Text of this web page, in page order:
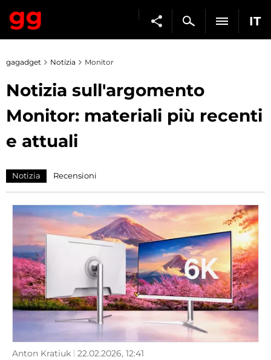
IT
gagadget Notizia Monitor
Notizia sull'argomento
Monitor: materiali più recenti
e attuali
Notizia Recensioni
Anton Kratiuk 22.02.2026, 12:41